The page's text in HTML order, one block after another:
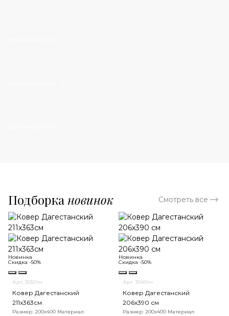
Подборка новинок Смотреть все
Новинка
Скидка -50%
Арт. 3050тн
Ковер Дагестанский
211x363см
Размер: 200х400 Материал:
Новинка
Скидка -50%
Арт. 3049тн
Ковер Дагестанский
206x390 см
Размер: 200х400 Материал: